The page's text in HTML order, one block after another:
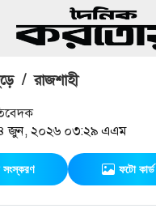
/ রাজশাহী
জুন, ২০২৬ ০৩:২৯ এএম
সংস্করণ ফটো কার্ড